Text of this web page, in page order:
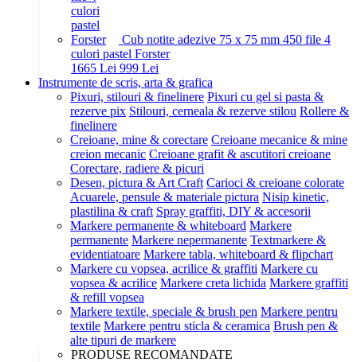
Cub notite adezive 75 x 75 mm 450 file 4
culori pastel Forster
1665 Lei 999 Lei
Instrumente de scris, arta & grafica
Pixuri, stilouri & finelinere Pixuri cu gel si pasta &
rezerve pix Stilouri, cerneala & rezerve stilou Rollere &
finelinere
Creioane, mine & corectare Creioane mecanice & mine
creion mecanic Creioane grafit & ascutitori creioane
Corectare, radiere & picuri
Desen, pictura & Art Craft Carioci & creioane colorate
Acuarele, pensule & materiale pictura Nisip kinetic,
plastilina & craft Spray graffiti, DIY & accesorii
Markere permanente & whiteboard Markere
permanente Markere nepermanente Textmarkere &
evidentiatoare Markere tabla, whiteboard & flipchart
Markere cu vopsea, acrilice & graffiti Markere cu
vopsea & acrilice Markere creta lichida Markere graffiti
& refill vopsea
Markere textile, speciale & brush pen Markere pentru
textile Markere pentru sticla & ceramica Brush pen &
alte tipuri de markere
PRODUSE RECOMANDATE